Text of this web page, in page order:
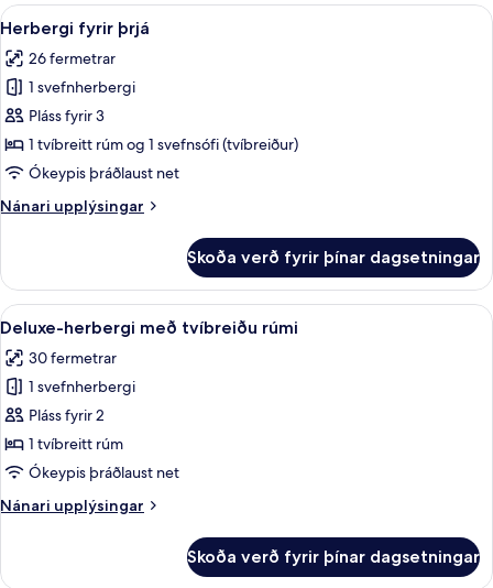
tvíbreitt
Skoða
allar
myndir
fyrir
Herbergi
fyrir
þrjá
Herbergi fyrir þrjá | Míníbar,
4
Herbergi fyrir þrjá
26 fermetrar
1 svefnherbergi
Pláss fyrir 3
1 tvíbreitt rúm og 1 svefnsófi (tvíbreiður)
Ókeypis þráðlaust net
Nánari upplýsingar
Nánari
fyrir
þrjá
Skoða verð fyrir þínar dagsetningar
Skoða
allar
myndir
fyrir
Deluxe-
herbergi
með
rúmi
Míníbar, öryggishólf í herbergi,
6
Deluxe-herbergi með tvíbreiðu rúmi
30 fermetrar
1 svefnherbergi
Pláss fyrir 2
1 tvíbreitt rúm
Ókeypis þráðlaust net
Nánari upplýsingar
Nánari
herbergi
Skoða verð fyrir þínar dagsetningar